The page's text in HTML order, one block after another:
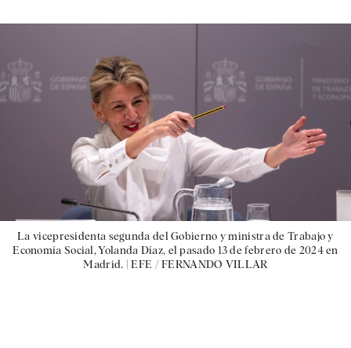
La vicepresidenta segunda del Gobierno y ministra de Trabajo y
Economía Social, Yolanda Díaz, el pasado 13 de febrero de 2024 en
Madrid. |EFE / FERNANDO VILLAR